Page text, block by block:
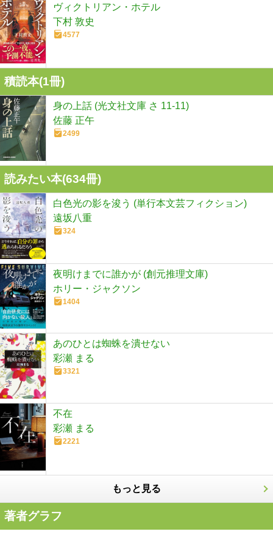
ヴィクトリアン・ホテル
下村 敦史
4577
積読本(1冊)
身の上話 (光文社文庫 さ 11-11)
佐藤 正午
2499
読みたい本(634冊)
白色光の影を浚う (単行本文芸フィクション)
遠坂八重
324
夜明けまでに誰かが (創元推理文庫)
ホリー・ジャクソン
1404
あのひとは蜘蛛を潰せない
彩瀬 まる
3321
不在
彩瀬 まる
2221
もっと見る
著者グラフ